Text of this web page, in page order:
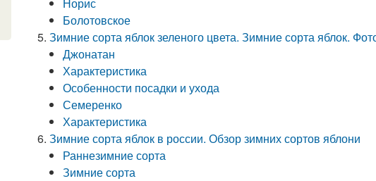
Болотовское
Зимние сорта яблок зеленого цвета. Зимние сорта яблок.
Джонатан
Характеристика
Особенности посадки и ухода
Семеренко
Характеристика
Зимние сорта яблок в россии. Обзор зимних сортов яблони
Раннезимние сорта
Зимние сорта